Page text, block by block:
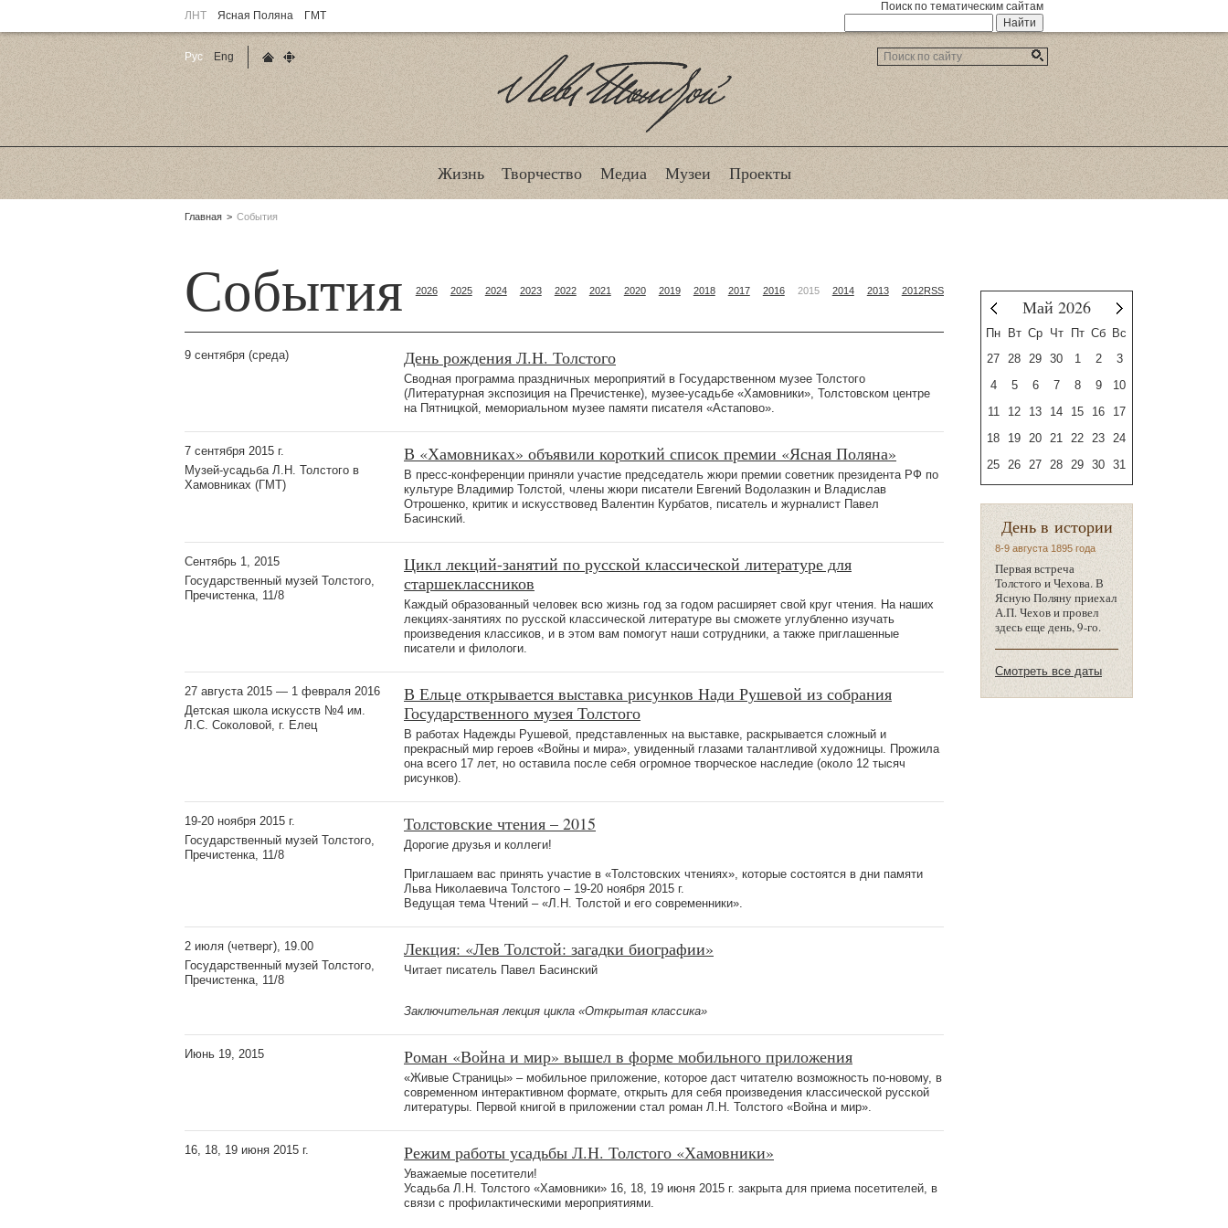
ЛНТ Ясная Поляна ГМТ
Поиск по тематическим сайтам
Лев Толстой
Жизнь Творчество Медиа Музеи Проекты
Родительские
Главная События
События 2026 2025 2024 2023 2022 2021 2020 2019 2018 2017 2016 2015 2014 2013 2012RSS
9 сентября (среда) День рождения Л.Н. Толстого
Сводная программа праздничных мероприятий в Государственном музее Толстого
(Литературная экспозиция на Пречистенке), музее-усадьбе «Хамовники», Толстовском центре
на Пятницкой, мемориальном музее памяти писателя «Астапово».
7 сентября 2015 г.
Музей-усадьба Л.Н. Толстого в
Хамовниках (ГМТ)
В «Хамовниках» объявили короткий список премии «Ясная Поляна»
В пресс-конференции приняли участие председатель жюри премии советник президента РФ по
культуре Владимир Толстой, члены жюри писатели Евгений Водолазкин и Владислав
Отрошенко, критик и искусствовед Валентин Курбатов, писатель и журналист Павел
Басинский.
Сентябрь 1, 2015
Государственный музей Толстого,
Пречистенка, 11/8
Цикл лекций-занятий по русской классической литературе для
старшеклассников
Каждый образованный человек всю жизнь год за годом расширяет свой круг чтения. На наших
лекциях-занятиях по русской классической литературе вы сможете углубленно изучать
произведения классиков, и в этом вам помогут наши сотрудники, а также приглашенные
писатели и филологи.
27 августа 2015 — 1 февраля 2016
Детская школа искусств №4 им.
Л.С. Соколовой, г. Елец
В Ельце открывается выставка рисунков Нади Рушевой из собрания
Государственного музея Толстого
В работах Надежды Рушевой, представленных на выставке, раскрывается сложный и
прекрасный мир героев «Войны и мира», увиденный глазами талантливой художницы. Прожила
она всего 17 лет, но оставила после себя огромное творческое наследие (около 12 тысяч
рисунков).
19-20 ноября 2015 г.
Государственный музей Толстого,
Пречистенка, 11/8
Толстовские чтения – 2015
Дорогие друзья и коллеги!
Приглашаем вас принять участие в «Толстовских чтениях», которые состоятся в дни памяти
Льва Николаевича Толстого – 19-20 ноября 2015 г.
Ведущая тема Чтений – «Л.Н. Толстой и его современники».
2 июля (четверг), 19.00
Государственный музей Толстого,
Пречистенка, 11/8
Лекция: «Лев Толстой: загадки биографии»
Читает писатель Павел Басинский
Заключительная лекция цикла «Открытая классика»
Июнь 19, 2015 Роман «Война и мир» вышел в форме мобильного приложения
«Живые Страницы» – мобильное приложение, которое даст читателю возможность по-новому, в
современном интерактивном формате, открыть для себя произведения классической русской
литературы. Первой книгой в приложении стал роман Л.Н. Толстого «Война и мир».
16, 18, 19 июня 2015 г. Режим работы усадьбы Л.Н. Толстого «Хамовники»
Уважаемые посетители!
Усадьба Л.Н. Толстого «Хамовники» 16, 18, 19 июня 2015 г. закрыта для приема посетителей, в
связи с профилактическими мероприятиями.
Май 2026
Пн Вт Ср Чт Пт Сб Вс
27
28 29 30 1 2
3
4
5 6 7 8 9
10
11
12 13 14 15 16
17
18
19 20 21 22 23
24
25
26 27 28 29 30 31
День в истории
8-9 августа 1895 года
Первая встреча
Толстого и Чехова. В
Ясную Поляну приехал
А.П. Чехов и провел
здесь еще день, 9-го.
Смотреть все даты
Рус
Eng